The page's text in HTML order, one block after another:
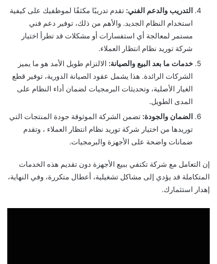
التدريب والدعم الفني: تقدم تدريبًا مكثفًا لموظفيك على كيفية
استخدام النظام الجديد. والأهم من ذلك، توفير دعم فني
مستمر لمعالجة أي استفسارات أو مشكلات قد تطرأ اختيار
شركة توريد نظام انتظار العملاء.
خدمات ما بعد البيع والصيانة: الالتزام طويل الأمد هو ما يميز
الشركات الرائدة. هذا يشمل عقود الصيانة الدورية، توفير قطع
الغيار الأصلية، وتحديثات البرمجيات لضمان أداء النظام على
المدى الطويل.
الضمان والجودة: تضمن الشركة الموثوقة جودة المنتجات التي
توريدها من اختيار شركة توريد نظام انتظار العملاء ، وتقدم
ضمانات واضحة على الأجهزة والبرمجيات.
إن التعامل مع شركة تكتفي ببيع الأجهزة دون تقديم هذه الخدمات
المتكاملة قد يؤدي إلى مشاكل تشغيلية، أعطال متكررة، وفي النهاية،
إهدار استثمارك.